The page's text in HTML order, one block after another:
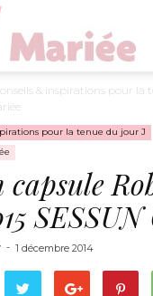
& inspirations pour la
pour la tenue du jour J
- 1 décembre 2014